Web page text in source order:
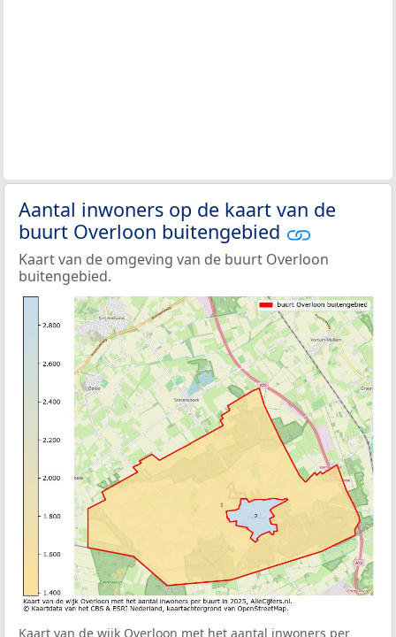
Aantal inwoners op de kaart van de
buurt Overloon buitengebied
Kaart van de omgeving van de buurt Overloon
buitengebied.
Kaart van de wijk Overloon met het aantal inwoners per